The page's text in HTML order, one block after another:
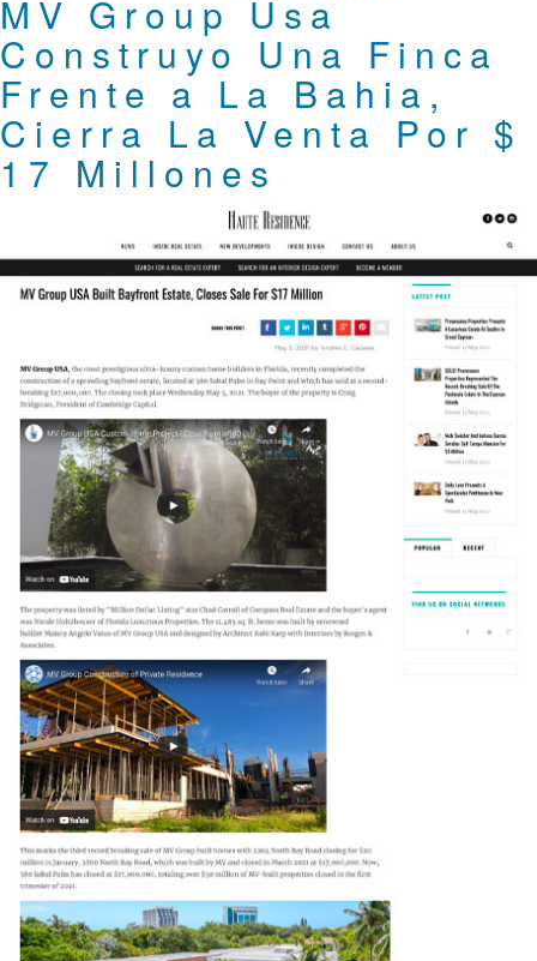
MV Group Usa
Construyo Una Finca
Frente a La Bahia,
Cierra La Venta Por $
17 Millones